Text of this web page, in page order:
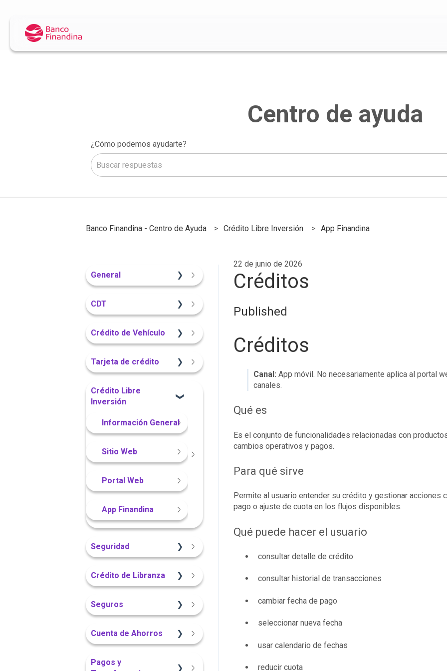
¿Cómo podemos ayudarte?
Banco Finandina - Centro de Ayuda Crédito Libre Inversión App Finandina
22 de junio de 2026
Créditos
Published
Créditos
Canal: App móvil. No necesariamente aplica al portal
canales.
Qué es
Es el conjunto de funcionalidades relacionadas con
cambios operativos y pagos.
Para qué sirve
Permite al usuario entender su crédito y gestionar acciones
pago o ajuste de cuota en los flujos disponibles.
Qué puede hacer el usuario
consultar detalle de crédito
consultar historial de transacciones
cambiar fecha de pago
seleccionar nueva fecha
usar calendario de fechas
reducir cuota
General
CDT
Crédito de Vehículo
Tarjeta de crédito
Crédito Libre
Inversión
Información General
Sitio Web
Portal Web
App Finandina
Seguridad
Crédito de Libranza
Seguros
Cuenta de Ahorros
Pagos y